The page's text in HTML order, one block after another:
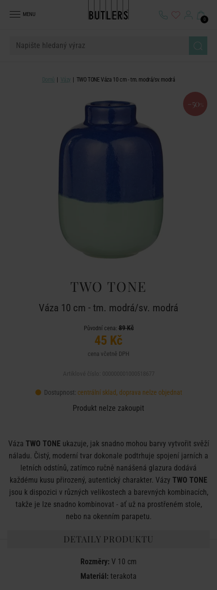
MENU
0
Domů Vázy TWO TONE Váza 10 cm - tm. modrá/sv. modrá
-50 %
TWO TONE
Váza 10 cm - tm. modrá/sv. modrá
Původní cena:89 Kč
45 Kč
cena včetně DPH
Dostupnost: centrální sklad, doprava nelze objednat
Produkt nelze zakoupit
Váza TWO TONE ukazuje, jak snadno mohou barvy vytvořit svěží
náladu. Čistý, moderní tvar dokonale podtrhuje spojení jarních a
letních odstínů, zatímco ručně nanášená glazura dodává
každému kusu přirozený, autentický charakter. Vázy TWO TONE
jsou k dispozici v různých velikostech a barevných kombinacích,
takže je lze snadno kombinovat - ať už na prostřeném stole,
nebo na okenním parapetu.
DETAILY PRODUKTU
Rozměry: V 10 cm
Materiál: terakota